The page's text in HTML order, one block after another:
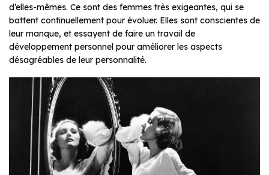
d’elles-mêmes. Ce sont des femmes très exigeantes, qui se
battent continuellement pour évoluer. Elles sont conscientes de
leur manque, et essayent de faire un travail de
développement personnel pour améliorer les aspects
désagréables de leur personnalité.